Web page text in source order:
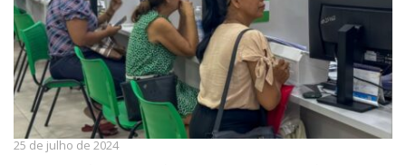
25 de julho de 2024